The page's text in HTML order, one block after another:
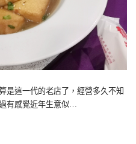
是這一代的老店了，經營多久不知
有感覺近年生意似…